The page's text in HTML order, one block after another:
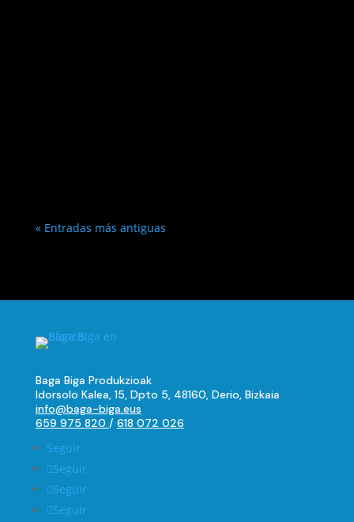
« Entradas más antiguas
Baga Biga Produkzioak
Idorsolo Kalea, 15, Dpto 5, 48160, Derio, Bizkaia
info@baga-biga.eus
659 975 820 / 618 072 026
Seguir
Seguir
Seguir
Seguir